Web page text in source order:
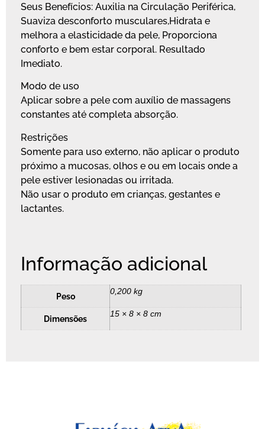
Seus Benefícios: Auxilia na Circulação Periférica,
Suaviza desconforto musculares,Hidrata e
melhora a elasticidade da pele, Proporciona
conforto e bem estar corporal. Resultado
Imediato.
Modo de uso
Aplicar sobre a pele com auxílio de massagens
constantes até completa absorção.
Restrições
Somente para uso externo, não aplicar o produto
próximo a mucosas, olhos e ou em locais onde a
pele estiver lesionadas ou irritada.
Não usar o produto em crianças, gestantes e
lactantes.
Informação adicional
Peso 0,200 kg
Dimensões 15 × 8 × 8 cm